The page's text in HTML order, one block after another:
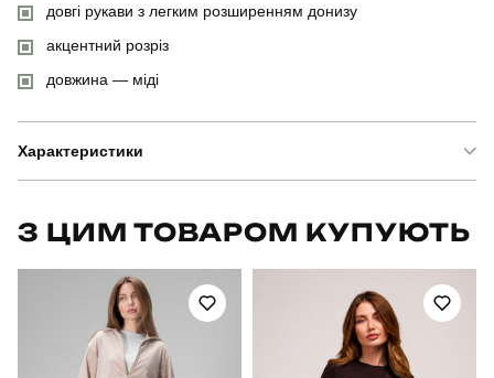
довгі рукави з легким розширенням донизу
акцентний розріз
довжина — міді
Характеристики
Призначення для повсякденного носіння
З ЦИМ ТОВАРОМ КУПУЮТЬ